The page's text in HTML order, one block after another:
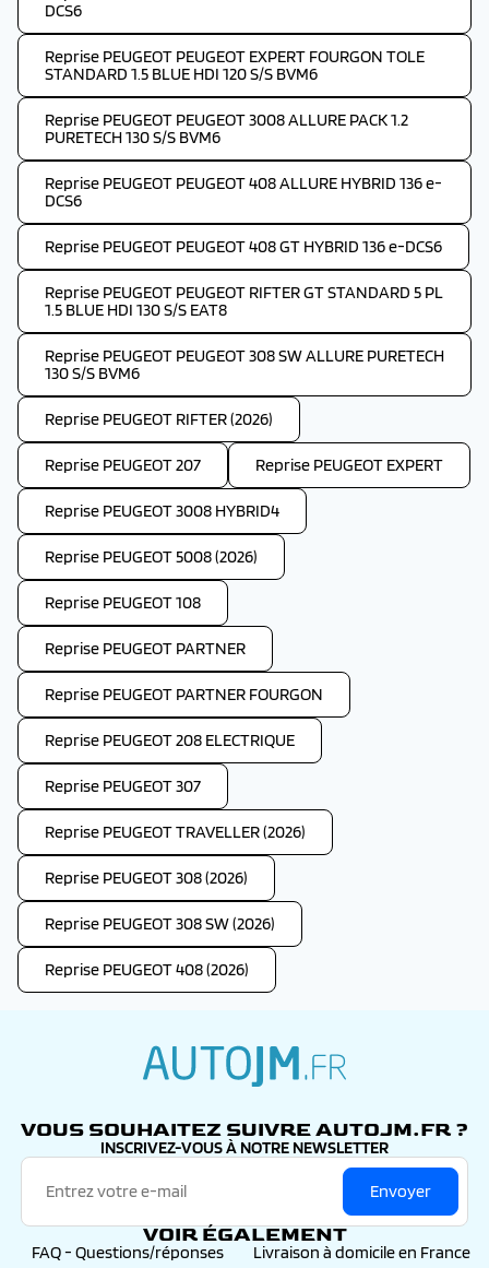
DCS6
Reprise PEUGEOT PEUGEOT EXPERT FOURGON TOLE
STANDARD 1.5 BLUE HDI 120 S/S BVM6
Reprise PEUGEOT PEUGEOT 3008 ALLURE PACK 1.2
PURETECH 130 S/S BVM6
Reprise PEUGEOT PEUGEOT 408 ALLURE HYBRID 136 e-
DCS6
Reprise PEUGEOT PEUGEOT 408 GT HYBRID 136 e-DCS6
Reprise PEUGEOT PEUGEOT RIFTER GT STANDARD 5 PL
1.5 BLUE HDI 130 S/S EAT8
Reprise PEUGEOT PEUGEOT 308 SW ALLURE PURETECH
130 S/S BVM6
Reprise PEUGEOT RIFTER (2026)
Reprise PEUGEOT 207 Reprise PEUGEOT EXPERT
Reprise PEUGEOT 3008 HYBRID4
Reprise PEUGEOT 5008 (2026)
Reprise PEUGEOT 108
Reprise PEUGEOT PARTNER
Reprise PEUGEOT PARTNER FOURGON
Reprise PEUGEOT 208 ELECTRIQUE
Reprise PEUGEOT 307
Reprise PEUGEOT TRAVELLER (2026)
Reprise PEUGEOT 308 (2026)
Reprise PEUGEOT 308 SW (2026)
Reprise PEUGEOT 408 (2026)
VOUS SOUHAITEZ SUIVRE AUTOJM.FR ?
INSCRIVEZ-VOUS À NOTRE NEWSLETTER
Envoyer
VOIR ÉGALEMENT
FAQ - Questions/réponses Livraison à domicile en France